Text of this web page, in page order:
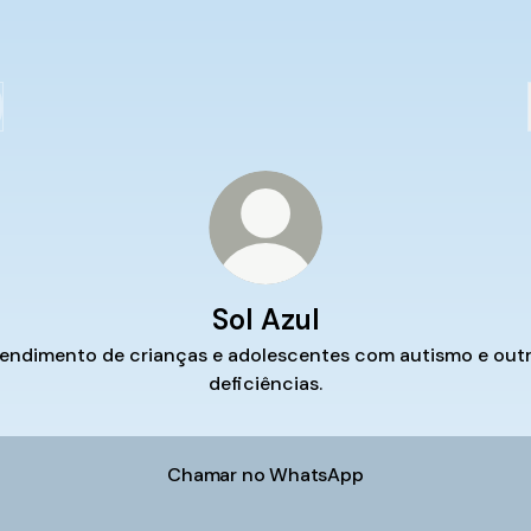
Sol Azul
de crianças e adolescentes com autismo e
deficiências.
Chamar no WhatsApp